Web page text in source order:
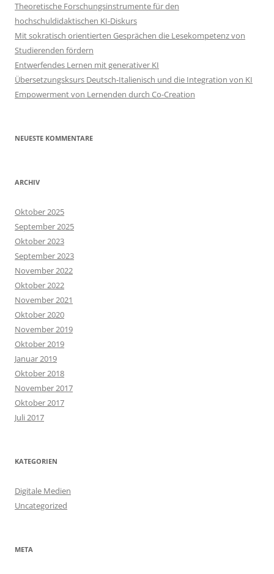
Theoretische Forschungsinstrumente für den
hochschuldidaktischen KI-Diskurs
Mit sokratisch orientierten Gesprächen die Lesekompetenz von
Studierenden fördern
Entwerfendes Lernen mit generativer KI
Übersetzungsksurs Deutsch-Italienisch und die Integration von KI
Empowerment von Lernenden durch Co-Creation
NEUESTE KOMMENTARE
ARCHIV
Oktober 2025
September 2025
Oktober 2023
September 2023
November 2022
Oktober 2022
November 2021
Oktober 2020
November 2019
Oktober 2019
Januar 2019
Oktober 2018
November 2017
Oktober 2017
Juli 2017
KATEGORIEN
Digitale Medien
Uncategorized
META